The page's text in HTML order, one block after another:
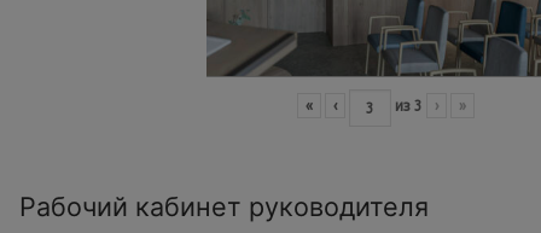
« ‹ из 3 › »
Рабочий кабинет руководителя